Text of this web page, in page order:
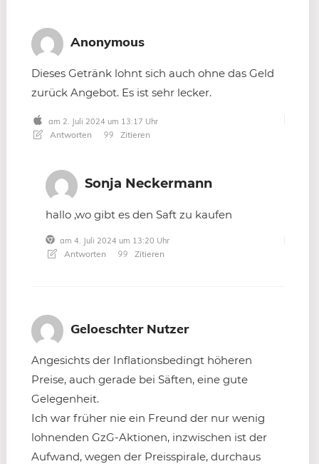
Anonymous
Dieses Getränk lohnt sich auch ohne das Geld
zurück Angebot. Es ist sehr lecker.
am 2. Juli 2024 um 13:17 Uhr
Antworten Zitieren
Sonja Neckermann
hallo ,wo gibt es den Saft zu kaufen
am 4. Juli 2024 um 13:20 Uhr
Antworten Zitieren
Geloeschter Nutzer
Angesichts der Inflationsbedingt höheren
Preise, auch gerade bei Säften, eine gute
Gelegenheit.
Ich war früher nie ein Freund der nur wenig
lohnenden GzG-Aktionen, inzwischen ist der
Aufwand, wegen der Preisspirale, durchaus